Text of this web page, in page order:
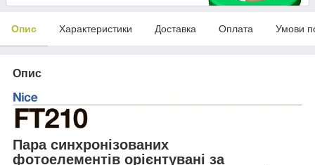
Опис Характеристики Доставка Оплата Умови
Опис
Пара синхронізованих
фотоелементів орієнтувані за